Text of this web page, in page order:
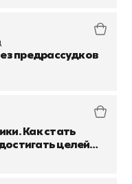
предрассудков
Как стать
целей